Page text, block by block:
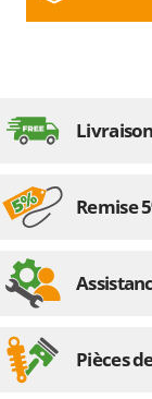
Remise
Pièces